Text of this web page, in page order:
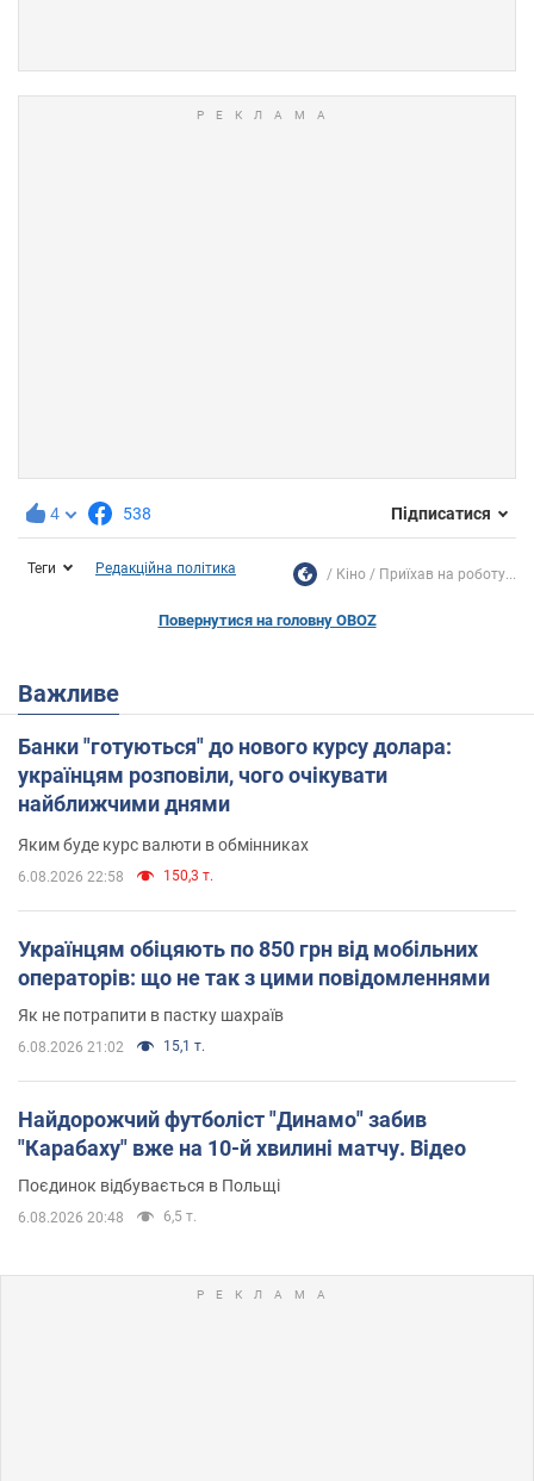
4 538 Підписатися
Теги Редакційна політика Кіно Приїхав на роботу...
Повернутися на головну OBOZ
Важливе
Банки "готуються" до нового курсу долара:
українцям розповіли, чого очікувати
найближчими днями
Яким буде курс валюти в обмінниках
6.08.2026 22:58 150,3 т.
Українцям обіцяють по 850 грн від мобільних
операторів: що не так з цими повідомленнями
Як не потрапити в пастку шахраїв
6.08.2026 21:02 15,1 т.
Найдорожчий футболіст "Динамо" забив
"Карабаху" вже на 10-й хвилині матчу. Відео
Поєдинок відбувається в Польщі
6.08.2026 20:48 6,5 т.